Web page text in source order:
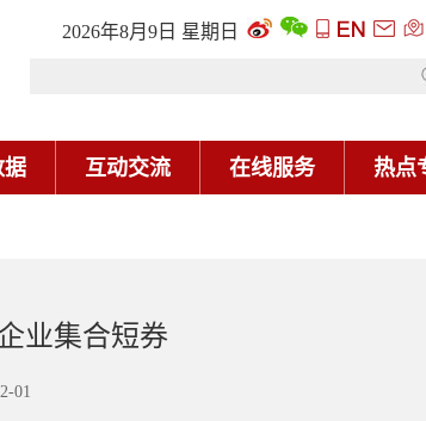
2026年8月9日 星期日
据 互动交流 在线服务 热点
业集合短券
01